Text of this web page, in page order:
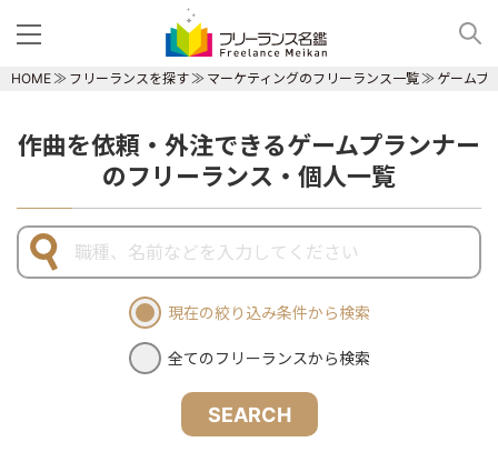
HOME フリーランスを探す マーケティングのフリーランス一覧 ゲームプ
作曲を依頼・外注できるゲームプランナー
のフリーランス・個人一覧
現在の絞り込み条件から検索
全てのフリーランスから検索
SEARCH